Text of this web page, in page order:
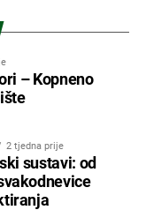
– Kopneno
2 tjedna prije
sustavi: od